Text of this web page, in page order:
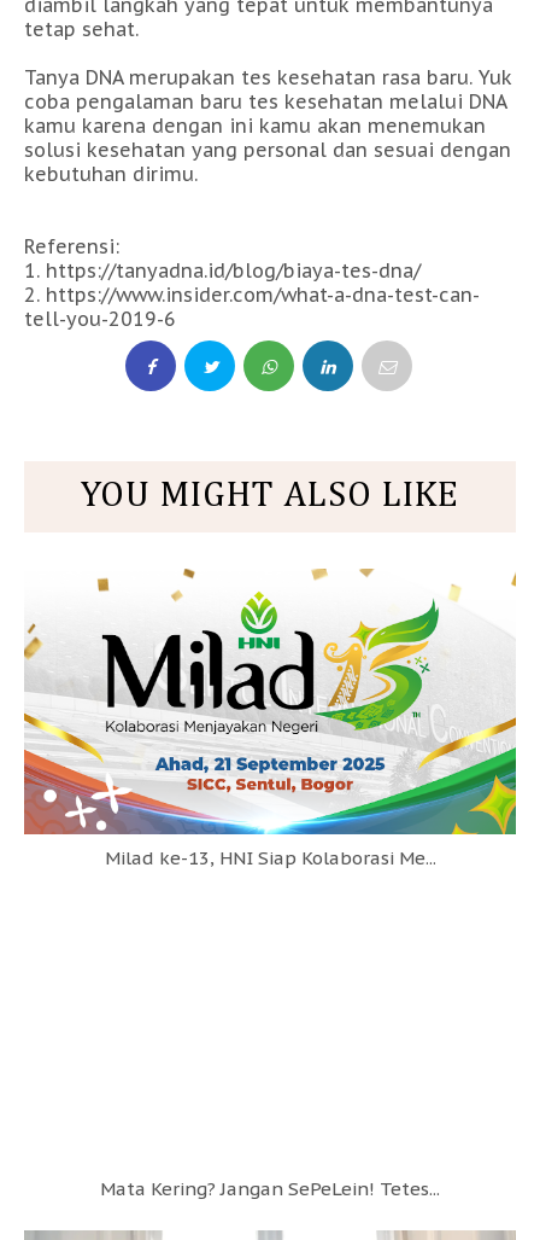
diambil langkah yang tepat untuk membantunya
tetap sehat.
Tanya DNA merupakan tes kesehatan rasa baru. Yuk
coba pengalaman baru tes kesehatan melalui DNA
kamu karena dengan ini kamu akan menemukan
solusi kesehatan yang personal dan sesuai dengan
kebutuhan dirimu.
Referensi:
1. https://tanyadna.id/blog/biaya-tes-dna/
2. https://www.insider.com/what-a-dna-test-can-
tell-you-2019-6
YOU MIGHT ALSO LIKE
Milad ke-13, HNI Siap Kolaborasi Me...
Mata Kering? Jangan SePeLein! Tetes...